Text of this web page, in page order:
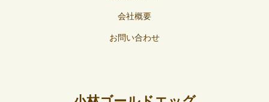
会社概要
お問い合わせ